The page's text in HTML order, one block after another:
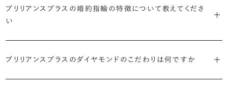
華やかなデザインをお好みの方から非常に人気です。
選びいただけます。
・着用シーンを想像して選ぶ
日常的に身に着けたいのか、お出かけの時だけ身に着けたいのか
な方が、扱いやすく活躍の頻度も高まるかもしれません。
までじっくりと試着していただけます。
ショールームで婚約指輪を試着する
てきます。ぜひ、所要時間30秒のブリリアンスプラスオリジナル診断を
活用して、ご自身にぴったりのラインを探してみてください。
なります。ブリリアンスプラスでは、普段の生活の中でも婚約指輪を楽
しく身に着けていただけるよう、全てのデザインが高さを抑えて作られ
より洋服への引っかかりへの心配を少なくしたい場合は、爪を使わず
プリリアンスプラスの婚約指輪の特徴について教えてくださ
い
ブリリアンスプラスではすべての婚約指輪をリングデザインとダイヤ
ブリリアンスプラスのダイヤモンドのこだわりは何ですか